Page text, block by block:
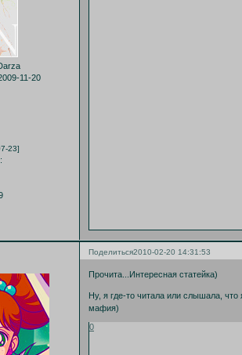
11-20
23]
Поделиться2010-02-20 14:31:53
Прочита...Интересная статейка)
Ну, я где-то читала или слышала,
мафия)
0